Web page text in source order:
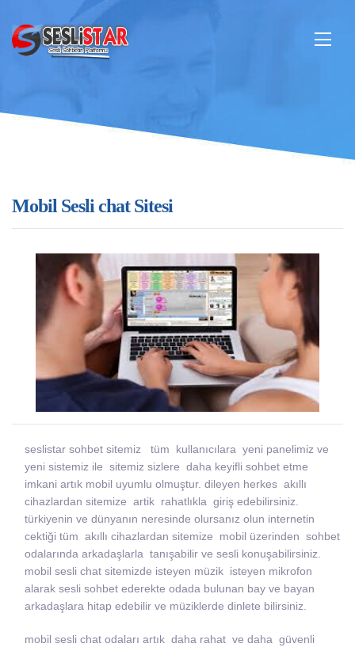
Mobil Sesli chat Sitesi
seslistar sohbet sitemiz tüm kullanıcılara yeni panelimiz ve
yeni sistemiz ile sitemiz sizlere daha keyifli sohbet etme
imkani artık mobil uyumlu olmuştur. dileyen herkes akıllı
cihazlardan sitemize artik rahatlıkla giriş edebilirsiniz.
türkiyenin ve dünyanın neresinde olursanız olun internetin
cektiği tüm akıllı cihazlardan sitemize mobil üzerinden sohbet
odalarında arkadaşlarla tanışabilir ve sesli konuşabilirsiniz.
mobil sesli chat sitemizde isteyen müzik isteyen mikrofon
alarak sesli sohbet ederekte odada bulunan bay ve bayan
arkadaşlara hitap edebilir ve müziklerde dinlete bilirsiniz.
mobil sesli chat odaları artık daha rahat ve daha güvenli